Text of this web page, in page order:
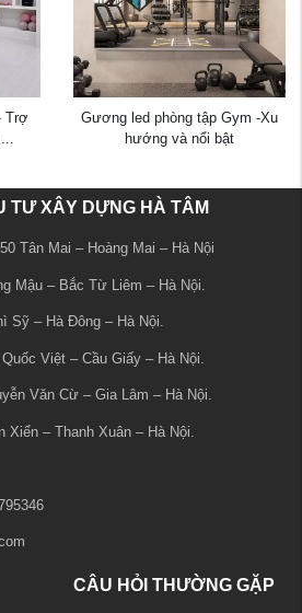
Trợ
Gương led phòng tập Gym -Xu
hướng và nổi bật
TƯ XÂY DỰNG HÀ TÂM
Tân Mai – Hoàng Mai – Hà Nội
Mậu – Bắc Từ Liêm – Hà Nội.
Sỹ – Hà Đông – Hà Nội.
Việt – Cầu Giấy – Hà Nội.
Văn Cừ – Gia Lâm – Hà Nội.
– Thanh Xuân – Hà Nội.
CÂU HỎI THƯỜNG GẶP